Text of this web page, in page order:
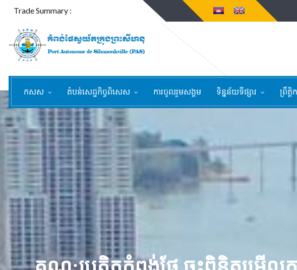
Trade Summary :
កសស តំបន់សេដ្ឋកិច្ចពិសេស ការចូលរួមសង្គម ទិន្នន័យទីផ្សារ ព្រឹត្